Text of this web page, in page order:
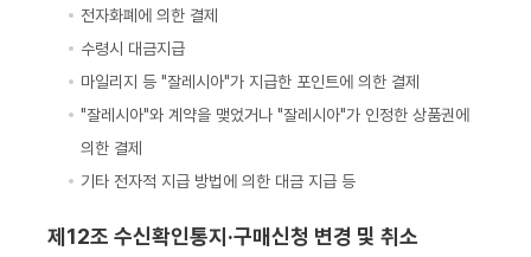
전자화폐에 의한 결제
수령시 대금지급
마일리지 등 "잘레시아"가 지급한 포인트에 의한 결제
"잘레시아"와 계약을 맺었거나 "잘레시아"가 인정한 상품권에
의한 결제
기타 전자적 지급 방법에 의한 대금 지급 등
제12조 수신확인통지·구매신청 변경 및 취소